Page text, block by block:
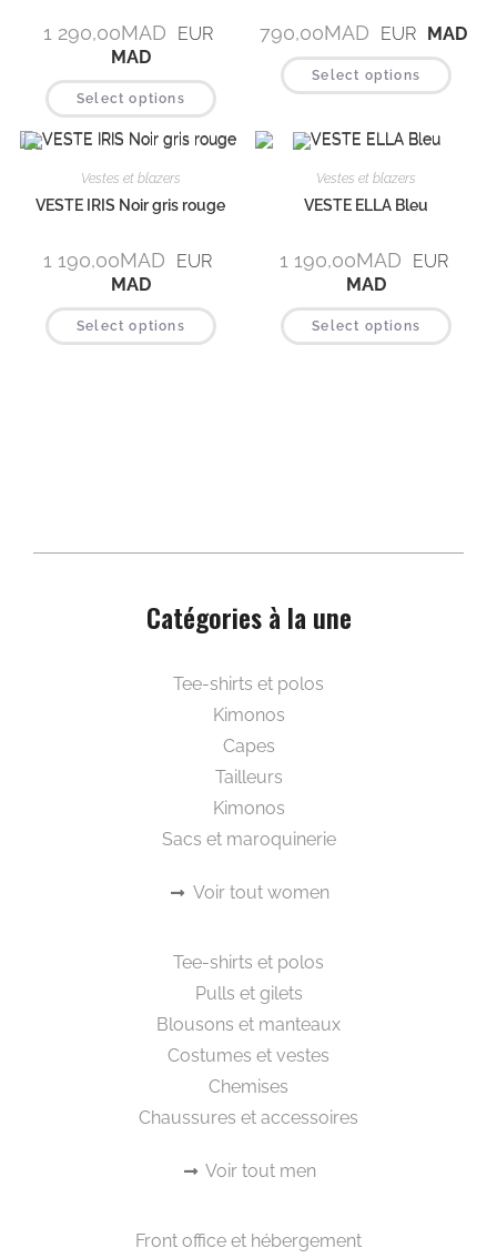
1 290,00MAD
EUR
MAD
Select options
790,00MAD EUR MAD
Select options
Vestes et blazers
VESTE IRIS Noir gris rouge
1 190,00MAD
EUR
MAD
Select options
Vestes et blazers
VESTE ELLA Bleu
1 190,00MAD
EUR
MAD
Select options
Catégories à la une
Tee-shirts et polos
Kimonos
Capes
Tailleurs
Kimonos
Sacs et maroquinerie
Voir tout women
Tee-shirts et polos
Pulls et gilets
Blousons et manteaux
Costumes et vestes
Chemises
Chaussures et accessoires
Voir tout men
Front office et hébergement